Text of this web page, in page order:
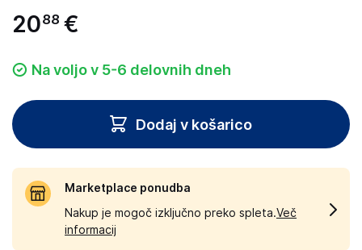
2088 €
Na voljo v 5-6 delovnih dneh
Dodaj v košarico
Marketplace ponudba
Nakup je mogoč izključno preko spleta.Več
informacij